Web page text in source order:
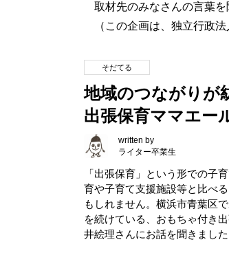
取材先のみなさんの言葉
（この企画は、 独立行政法
そだてる
地域のつながりが
出張保育ママエー
written by
ライター卒業生
「出張保育」という形での子
育や子育て支援施設等と比べ
もしれません。横浜市青葉区
を続けている、おもちゃ付き
井絵理さんにお話を聞きました